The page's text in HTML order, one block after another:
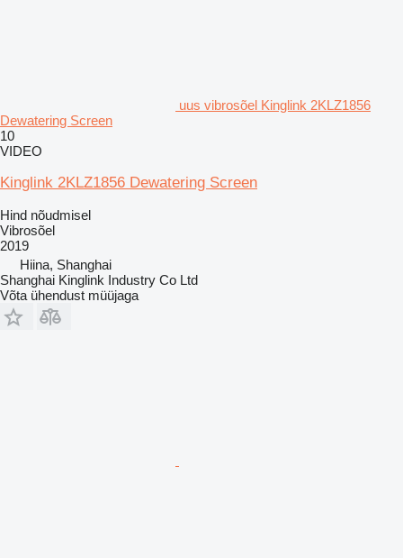
uus vibrosõel Kinglink 2KLZ1856
Dewatering Screen
10
VIDEO
Kinglink 2KLZ1856 Dewatering Screen
Hind nõudmisel
Vibrosõel
2019
Hiina, Shanghai
Shanghai Kinglink Industry Co Ltd
Võta ühendust müüjaga